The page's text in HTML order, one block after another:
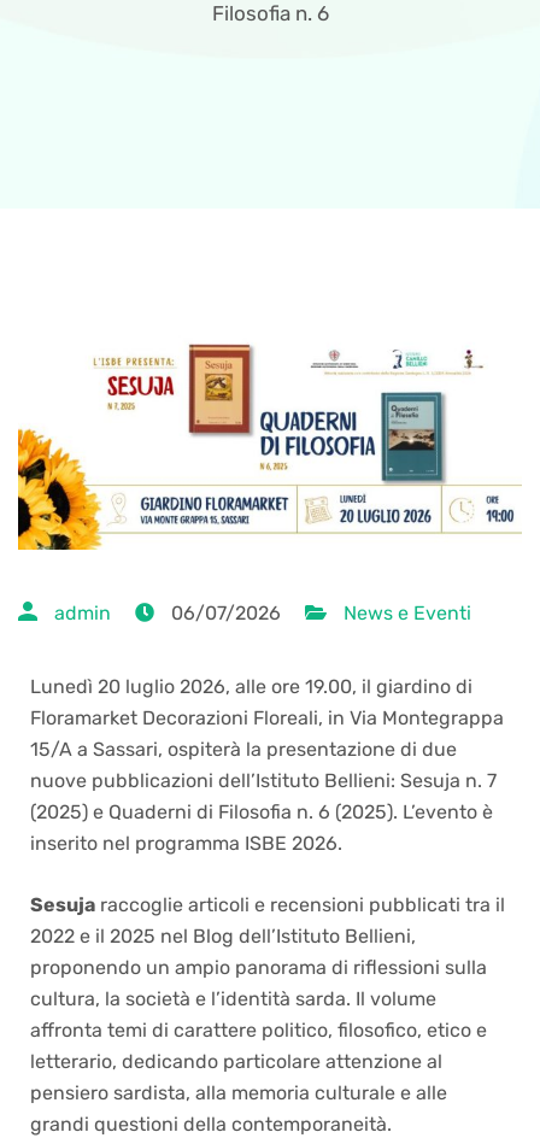
Filosofia n. 6
admin 06/07/2026 News e Eventi
Lunedì 20 luglio 2026, alle ore 19.00, il giardino di
Floramarket Decorazioni Floreali, in Via Montegrappa
15/A a Sassari, ospiterà la presentazione di due
nuove pubblicazioni dell’Istituto Bellieni: Sesuja n. 7
(2025) e Quaderni di Filosofia n. 6 (2025). L’evento è
inserito nel programma ISBE 2026.
Sesuja raccoglie articoli e recensioni pubblicati tra il
2022 e il 2025 nel Blog dell’Istituto Bellieni,
proponendo un ampio panorama di riflessioni sulla
cultura, la società e l’identità sarda. Il volume
affronta temi di carattere politico, filosofico, etico e
letterario, dedicando particolare attenzione al
pensiero sardista, alla memoria culturale e alle
grandi questioni della contemporaneità.